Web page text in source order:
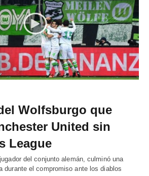
Wolfsburgo que
United sin
League
del conjunto alemán, culminó una
durante el compromiso ante los diablos